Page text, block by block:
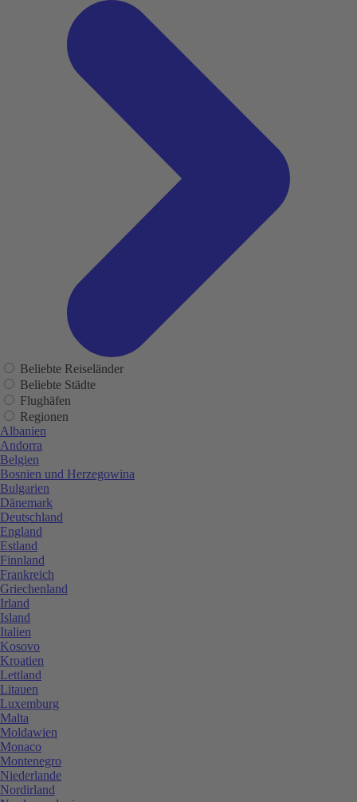
Beliebte Reiseländer
Beliebte Städte
Flughäfen
Regionen
Albanien
Andorra
Belgien
Bosnien und Herzegowina
Bulgarien
Dänemark
Deutschland
England
Estland
Finnland
Frankreich
Griechenland
Irland
Island
Italien
Kosovo
Kroatien
Lettland
Litauen
Luxemburg
Malta
Moldawien
Monaco
Montenegro
Niederlande
Nordirland